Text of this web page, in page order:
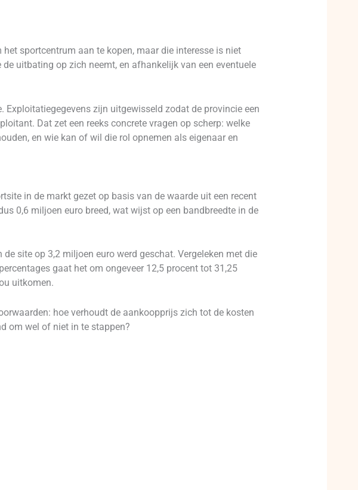
sportcentrum aan te kopen, maar die interesse is niet
uitbating op zich neemt, en afhankelijk van een eventuele
Exploitatiegegevens zijn uitgewisseld zodat de provincie een
Dat zet een reeks concrete vragen op scherp: welke
en wie kan of wil die rol opnemen als eigenaar en
in de markt gezet op basis van de waarde uit een recent
0,6 miljoen euro breed, wat wijst op een bandbreedte in de
site op 3,2 miljoen euro werd geschat. Vergeleken met die
gaat het om ongeveer 12,5 procent tot 31,25
uitkomen.
hoe verhoudt de aankoopprijs zich tot de kosten
om wel of niet in te stappen?